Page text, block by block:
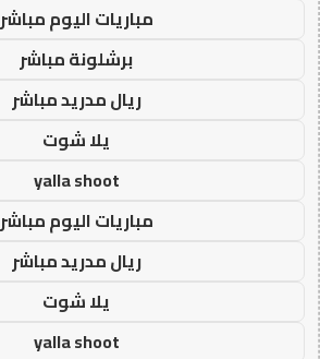
مباريات اليوم مباشر
برشلونة مباشر
ريال مدريد مباشر
يلا شوت
yalla shoot
مباريات اليوم مباشر
ريال مدريد مباشر
يلا شوت
yalla shoot